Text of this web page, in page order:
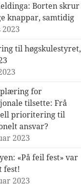
Borten skrur
knappar, samtidig
til høgskulestyret,
for
tilsette: Frå
prioritering til
ansvar?
2023
«På feil fest» var
fest!
2023